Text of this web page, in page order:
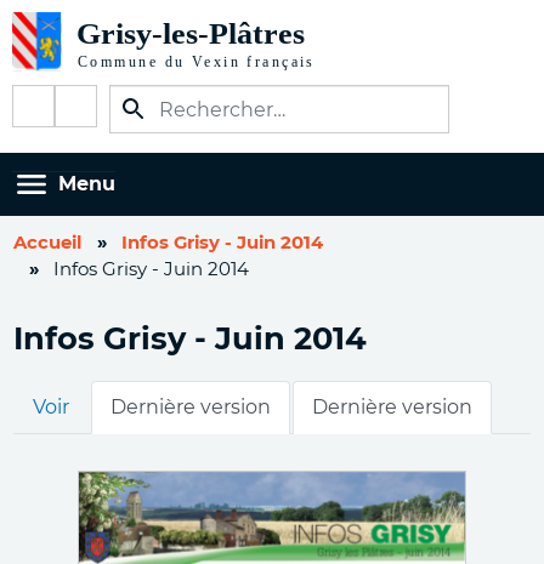
au
contenu
principal
sociaux
Menu
Accueil
Infos Grisy - Juin 2014
Infos Grisy - Juin 2014
Infos Grisy - Juin 2014
Onglets
Voir Dernière version Dernière version